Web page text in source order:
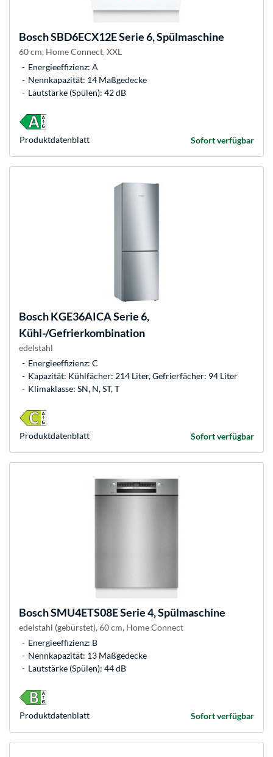
BoschSBD6ECX12E Serie 6, Spülmaschine
60 cm, Home Connect, XXL
Energieeffizienz: A
Nennkapazität: 14 Maßgedecke
Lautstärke (Spülen): 42 dB
Sofort verfügbar
Produkt­datenblatt
BoschKGE36AICA Serie 6,
Kühl-/Gefrierkombination
edelstahl
Energieeffizienz: C
Kapazität: Kühlfächer: 214 Liter, Gefrierfächer: 94 Liter
Klimaklasse: SN, N, ST, T
Sofort verfügbar
Produkt­datenblatt
BoschSMU4ETS08E Serie 4, Spülmaschine
edelstahl (gebürstet), 60 cm, Home Connect
Energieeffizienz: B
Nennkapazität: 13 Maßgedecke
Lautstärke (Spülen): 44 dB
Sofort verfügbar
Produkt­datenblatt